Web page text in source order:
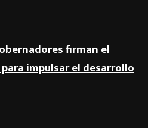
firman el
impulsar el desarrollo